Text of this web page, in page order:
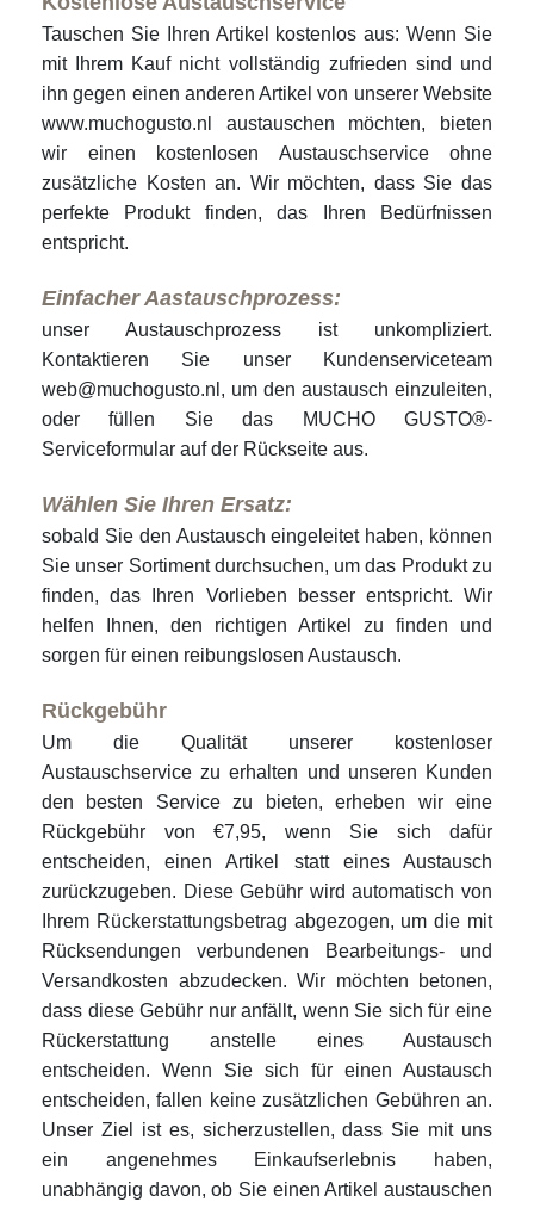
Tauschen Sie Ihren Artikel kostenlos aus: Wenn Sie
mit Ihrem Kauf nicht vollständig zufrieden sind und
ihn gegen einen anderen Artikel von unserer Website
www.muchogusto.nl austauschen möchten, bieten
wir einen kostenlosen Austauschservice ohne
zusätzliche Kosten an. Wir möchten, dass Sie das
perfekte Produkt finden, das Ihren Bedürfnissen
entspricht.
Einfacher Aastauschprozess:
unser Austauschprozess ist unkompliziert.
Kontaktieren Sie unser Kundenserviceteam
web@muchogusto.nl, um den austausch einzuleiten,
oder füllen Sie das MUCHO GUSTO®-
Serviceformular auf der Rückseite aus.
Wählen Sie Ihren Ersatz:
sobald Sie den Austausch eingeleitet haben, können
Sie unser Sortiment durchsuchen, um das Produkt zu
finden, das Ihren Vorlieben besser entspricht. Wir
helfen Ihnen, den richtigen Artikel zu finden und
sorgen für einen reibungslosen Austausch.
Rückgebühr
Um die Qualität unserer kostenloser
Austauschservice zu erhalten und unseren Kunden
den besten Service zu bieten, erheben wir eine
Rückgebühr von €7,95, wenn Sie sich dafür
entscheiden, einen Artikel statt eines Austausch
zurückzugeben. Diese Gebühr wird automatisch von
Ihrem Rückerstattungsbetrag abgezogen, um die mit
Rücksendungen verbundenen Bearbeitungs- und
Versandkosten abzudecken. Wir möchten betonen,
dass diese Gebühr nur anfällt, wenn Sie sich für eine
Rückerstattung anstelle eines Austausch
entscheiden. Wenn Sie sich für einen Austausch
entscheiden, fallen keine zusätzlichen Gebühren an.
Unser Ziel ist es, sicherzustellen, dass Sie mit uns
ein angenehmes Einkaufserlebnis haben,
unabhängig davon, ob Sie einen Artikel austauschen